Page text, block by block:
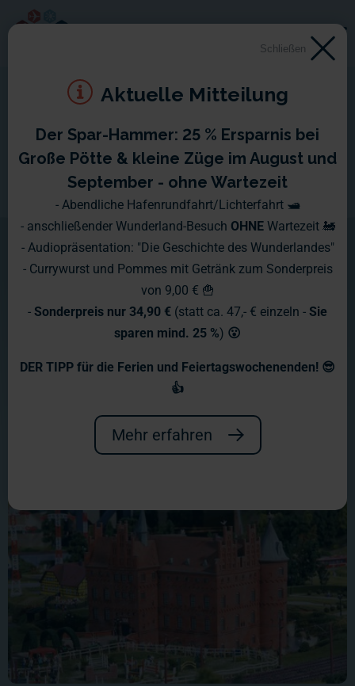
Schloss Egeskov
Das Schloss Egeskov ist eines der
aufwändigsten Modelle im
Skandinavien-Abschnitt. Hier stecken
ganz viel Handarbeit, Liebe und
unzählige Arbeitsstunden drin, die sich
angesichts des tollen Ergebnisses
aber definitiv gelohnt haben.
Schließen
Aktuelle Mitteilung
Der Spar-Hammer: 25 % Ersparnis bei
Große Pötte & kleine Züge im August und
September - ohne Wartezeit
- Abendliche Hafenrundfahrt/Lichterfahrt 🛥️
- anschließender Wunderland-Besuch OHNE Wartezeit 🚂
- Audiopräsentation: "Die Geschichte des Wunderlandes"
- Currywurst und Pommes mit Getränk zum Sonderpreis
von 9,00 € 🍟
- Sonderpreis nur 34,90 € (statt ca. 47,- € einzeln - Sie
sparen mind. 25 %) 😮
DER TIPP für die Ferien und Feiertagswochenenden! 😎
👍
Mehr erfahren